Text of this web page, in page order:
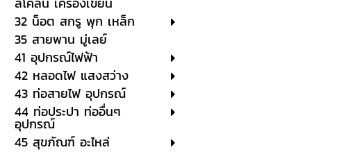
32 น็อต สกรู พุก เหล็ก
35 สายพาน มู่เลย์
41 อุปกรณ์ไฟฟ้า
42 หลอดไฟ แสงสว่าง
43 ท่อสายไฟ อุปกรณ์
44 ท่อประปา ท่ออื่นๆ
อุปกรณ์
45 สุขภัณฑ์ อะไหล่